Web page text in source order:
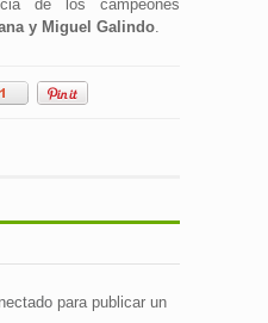
de los campeones
y Miguel Galindo.
para publicar un